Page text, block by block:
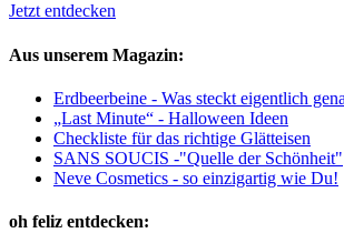
Jetzt entdecken
Aus unserem Magazin:
Erdbeerbeine - Was steckt eigentlich
„Last Minute“ - Halloween Ideen
Checkliste für das richtige Glätteisen
SANS SOUCIS -"Quelle der Schönheit"
Neve Cosmetics - so einzigartig wie Du!
oh feliz entdecken: